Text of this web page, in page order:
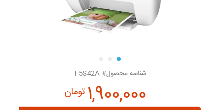
شناسه محصول# F5S42A
1,900,000تومان